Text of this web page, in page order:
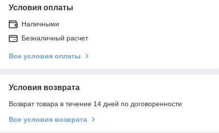
Условия оплаты
Наличными
Безналичный расчет
Все условия оплаты
Условия возврата
Возврат товара в течение 14 дней по договоренности
Все условия возврата